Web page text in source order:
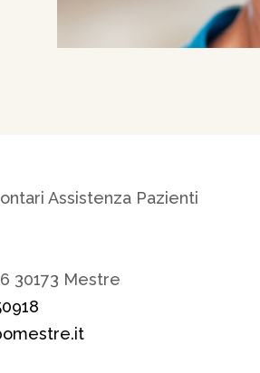
Assistenza Pazienti
30173 Mestre